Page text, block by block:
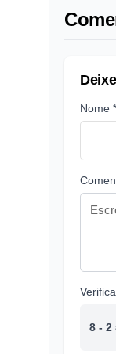
Nome *
8 - 2